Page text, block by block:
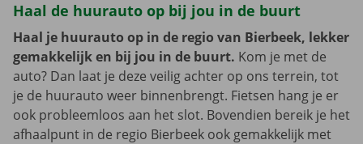
Haal de huurauto op bij jou in de buurt
Haal je huurauto op in de regio van Bierbeek, lekker
gemakkelijk en bij jou in de buurt. Kom je met de
auto? Dan laat je deze veilig achter op ons terrein, tot
je de huurauto weer binnenbrengt. Fietsen hang je er
ook probleemloos aan het slot. Bovendien bereik je het
afhaalpunt in de regio Bierbeek ook gemakkelijk met